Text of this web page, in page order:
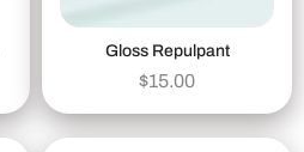
Gloss Repulpant
$15.00